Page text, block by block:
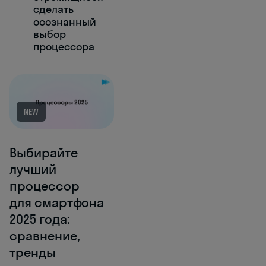
сделать
осознанный
выбор
процессора
NEW
Выбирайте
лучший
процессор
для смартфона
2025 года:
сравнение,
тренды